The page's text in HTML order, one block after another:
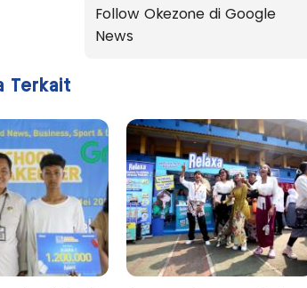
Follow Okezone di Google
News
Terkait